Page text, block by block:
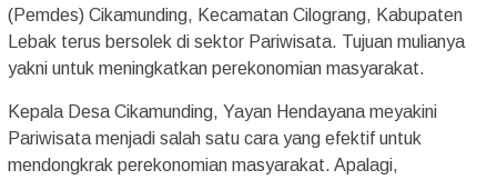
(Pemdes) Cikamunding, Kecamatan Cilograng, Kabupaten
Lebak terus bersolek di sektor Pariwisata. Tujuan mulianya
yakni untuk meningkatkan perekonomian masyarakat.
Kepala Desa Cikamunding, Yayan Hendayana meyakini
Pariwisata menjadi salah satu cara yang efektif untuk
mendongkrak perekonomian masyarakat. Apalagi,